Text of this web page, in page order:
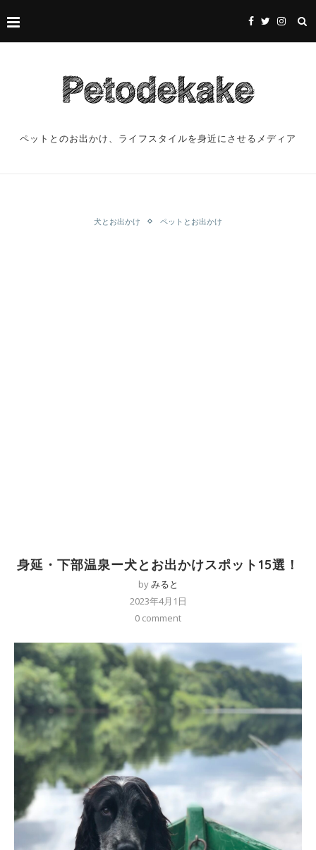
ペットとのお出かけ、ライフスタイルを身近にさせるメディア
犬とお出かけ ペットとお出かけ
身延・下部温泉ー犬とお出かけスポット15選！
byみると
2023年4月1日
0 comment